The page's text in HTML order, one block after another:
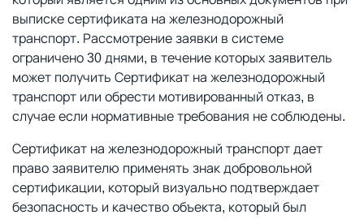
выписке сертификата на железнодорожный
транспорт. Рассмотрение заявки в системе
ограничено 30 днями, в течение которых заявитель
может получить Сертификат на железнодорожный
транспорт или обрести мотивированный отказ, в
случае если нормативные требования не соблюдены.
Сертификат на железнодорожный транспорт дает
право заявителю применять знак добровольной
сертификации, который визуально подтверждает
безопасность и качество объекта, который был